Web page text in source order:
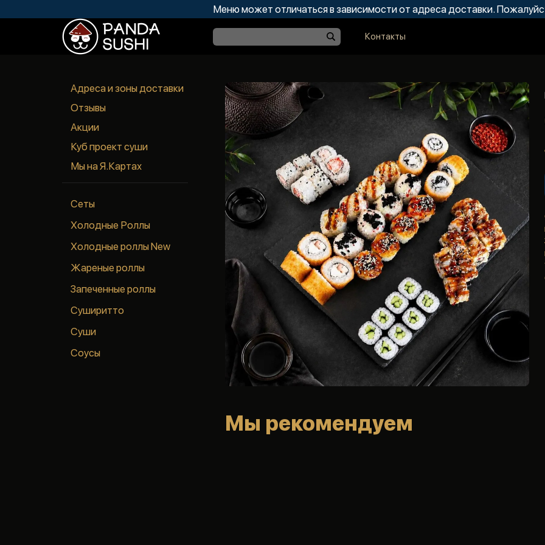
Меню может отличаться в зависимости от адреса доставки.
Контакты
Адреса и зоны доставки
Отзывы
Акции
Куб проект суши
Мы на Я.Картах
Сеты
Холодные Роллы
Холодные роллы New
Жареные роллы
Запеченные роллы
Суширитто
Суши
Соусы
Мы рекомендуем